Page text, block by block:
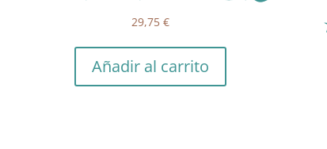
29,75€
Añadir al carrito